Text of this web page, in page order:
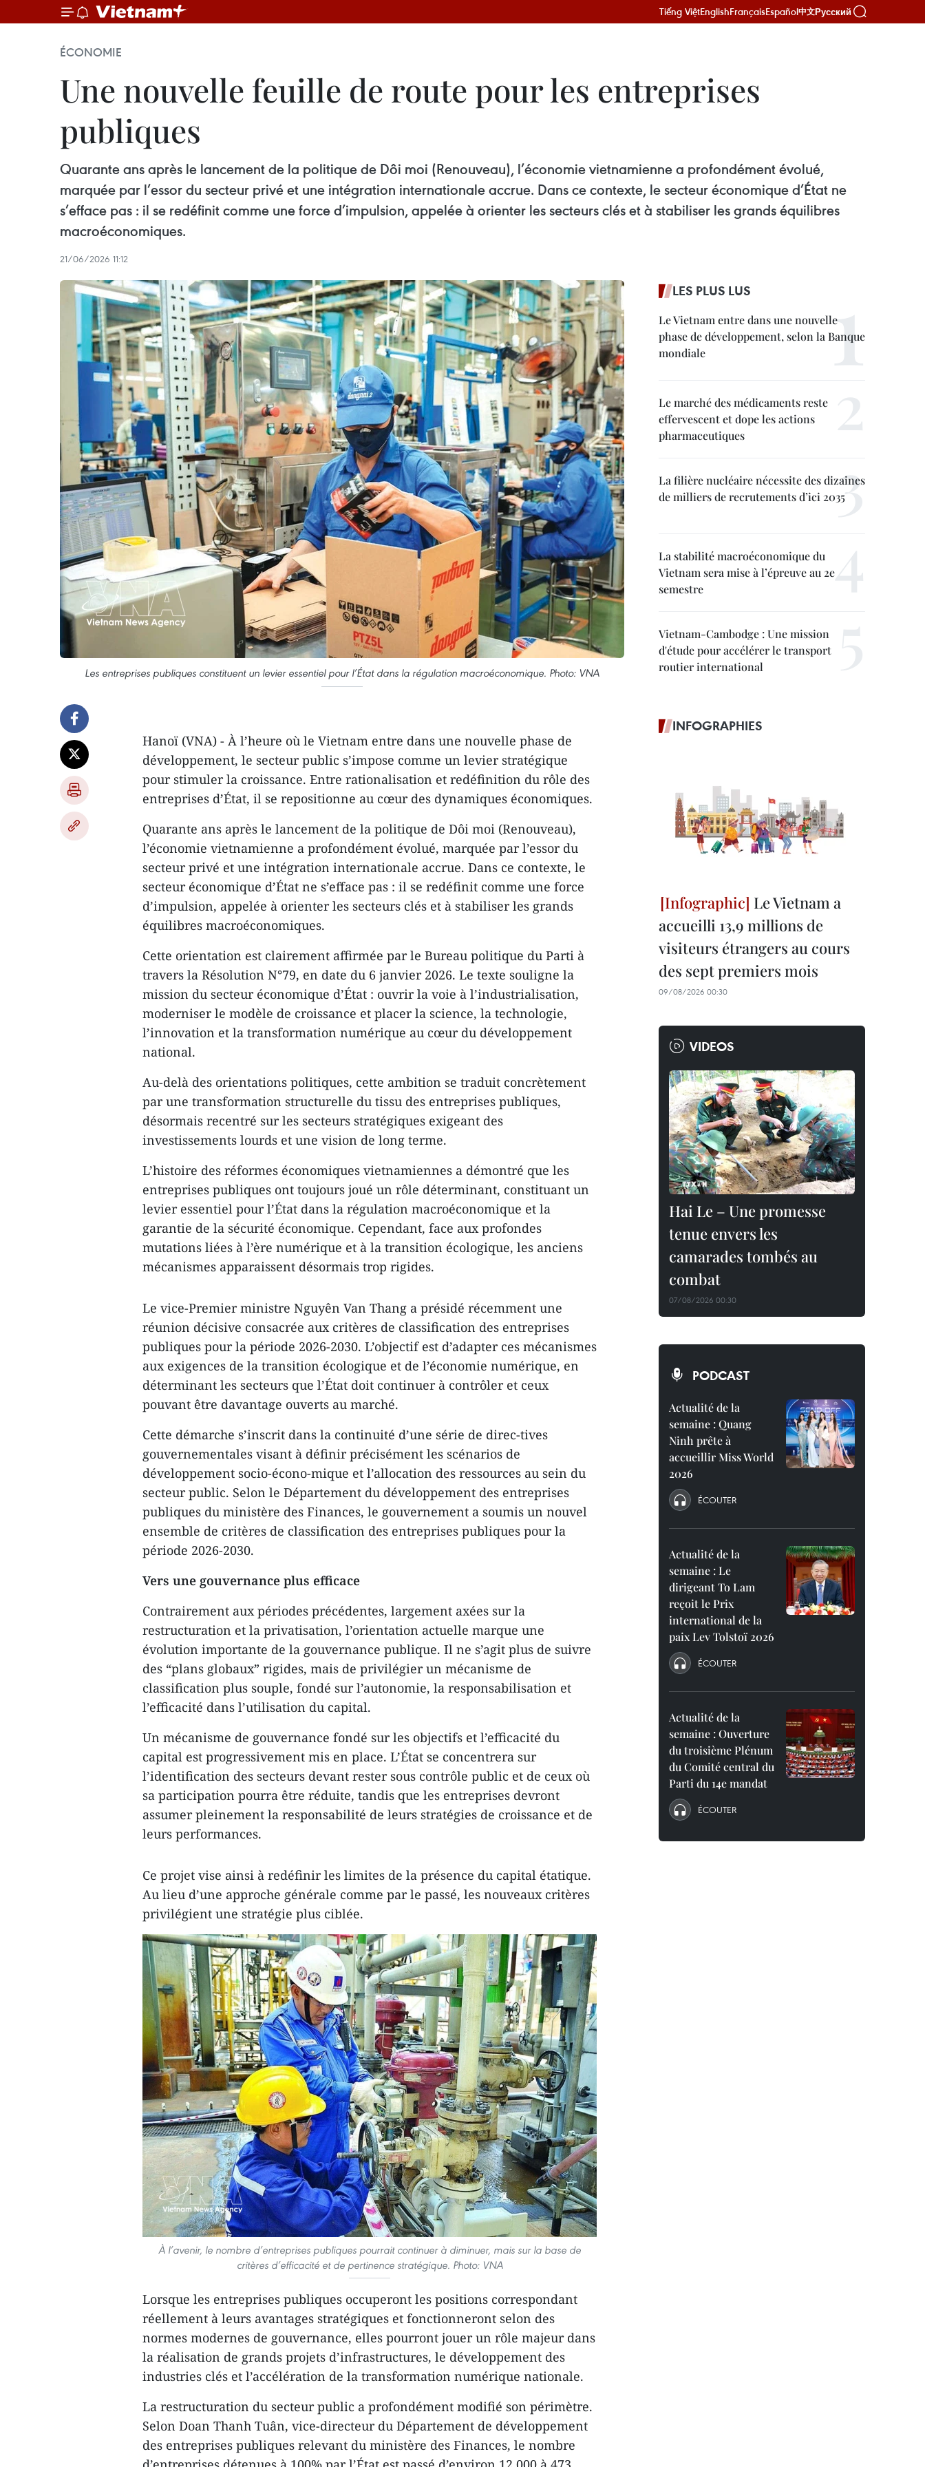
Tiếng ViệtEnglishFrançaisEspañol中文Русский
ÉCONOMIE
Une nouvelle feuille de route pour les entreprises
publiques
Quarante ans après le lancement de la politique de Dôi moi (Renouveau), l’économie vietnamienne a profondément évolué,
marquée par l’essor du secteur privé et une intégration internationale accrue. Dans ce contexte, le secteur économique d’État ne
s’efface pas : il se redéfinit comme une force d’impulsion, appelée à orienter les secteurs clés et à stabiliser les grands équilibres
macroéconomiques.
21/06/2026 11:12
Les entreprises publiques constituent un levier essentiel pour l’État dans la régulation macroéconomique. Photo: VNA
Hanoï (VNA) - À l’heure où le Vietnam entre dans une nouvelle phase de
développement, le secteur public s’impose comme un levier stratégique
pour stimuler la croissance. Entre rationalisation et redéfinition du rôle des
entreprises d’État, il se repositionne au cœur des dynamiques économiques.
Quarante ans après le lancement de la politique de Dôi moi (Renouveau),
l’économie vietnamienne a profondément évolué, marquée par l’essor du
secteur privé et une intégration internationale accrue. Dans ce contexte, le
secteur économique d’État ne s’efface pas : il se redéfinit comme une force
d’impulsion, appelée à orienter les secteurs clés et à stabiliser les grands
équilibres macroéconomiques.
Cette orientation est clairement affirmée par le Bureau politique du Parti à
travers la Résolution N°79, en date du 6 janvier 2026. Le texte souligne la
mission du secteur économique d’État : ouvrir la voie à l’industrialisation,
moderniser le modèle de croissance et placer la science, la technologie,
l’innovation et la transformation numérique au cœur du développement
national.
Au-delà des orientations politiques, cette ambition se traduit concrètement
par une transformation structurelle du tissu des entreprises publiques,
désormais recentré sur les secteurs stratégiques exigeant des
investissements lourds et une vision de long terme.
L’histoire des réformes économiques vietnamiennes a démontré que les
entreprises publiques ont toujours joué un rôle déterminant, constituant un
levier essentiel pour l’État dans la régulation macroéconomique et la
garantie de la sécurité économique. Cependant, face aux profondes
mutations liées à l’ère numérique et à la transition écologique, les anciens
mécanismes apparaissent désormais trop rigides.
Le vice-Premier ministre Nguyên Van Thang a présidé récemment une
réunion décisive consacrée aux critères de classification des entreprises
publiques pour la période 2026-2030. L’objectif est d’adapter ces mécanismes
aux exigences de la transition écologique et de l’économie numérique, en
déterminant les secteurs que l’État doit continuer à contrôler et ceux
pouvant être davantage ouverts au marché.
Cette démarche s’inscrit dans la continuité d’une série de direc-tives
gouvernementales visant à définir précisément les scénarios de
développement socio-écono-mique et l’allocation des ressources au sein du
secteur public. Selon le Département du développement des entreprises
publiques du ministère des Finances, le gouvernement a soumis un nouvel
ensemble de critères de classification des entreprises publiques pour la
période 2026-2030.
Vers une gouvernance plus efficace
Contrairement aux périodes précédentes, largement axées sur la
restructuration et la privatisation, l’orientation actuelle marque une
évolution importante de la gouvernance publique. Il ne s’agit plus de suivre
des “plans globaux” rigides, mais de privilégier un mécanisme de
classification plus souple, fondé sur l’autonomie, la responsabilisation et
l’efficacité dans l’utilisation du capital.
Un mécanisme de gouvernance fondé sur les objectifs et l’efficacité du
capital est progressivement mis en place. L’État se concentrera sur
l’identification des secteurs devant rester sous contrôle public et de ceux où
sa participation pourra être réduite, tandis que les entreprises devront
assumer pleinement la responsabilité de leurs stratégies de croissance et de
leurs performances.
Ce projet vise ainsi à redéfinir les limites de la présence du capital étatique.
Au lieu d’une approche générale comme par le passé, les nouveaux critères
privilégient une stratégie plus ciblée.​
À l’avenir, le nombre d’entreprises publiques pourrait continuer à diminuer, mais sur la base de
critères d’efficacité et de pertinence stratégique. Photo: VNA
Lorsque les entreprises publiques occuperont les positions correspondant
réellement à leurs avantages stratégiques et fonctionneront selon des
normes modernes de gouvernance, elles pourront jouer un rôle majeur dans
la réalisation de grands projets d’infrastructures, le développement des
industries clés et l’accélération de la transformation numérique nationale.
La restructuration du secteur public a profondément modifié son périmètre.
Selon Doan Thanh Tuân, vice-directeur du Département de développement
des entreprises publiques relevant du ministère des Finances, le nombre
LES PLUS LUS
Le Vietnam entre dans une nouvelle
phase de développement, selon la Banque
mondiale
Le marché des médicaments reste
effervescent et dope les actions
pharmaceutiques
La filière nucléaire nécessite des dizaines
de milliers de recrutements d’ici 2035
La stabilité macroéconomique du
Vietnam sera mise à l’épreuve au 2e
semestre
Vietnam-Cambodge : Une mission
d'étude pour accélérer le transport
routier international
INFOGRAPHIES
Le Vietnam a
accueilli 13,9 millions de
visiteurs étrangers au cours
des sept premiers mois
09/08/2026 00:30
VIDEOS
Hai Le – Une promesse
tenue envers les
camarades tombés au
combat
07/08/2026 00:30
PODCAST
Actualité de la
semaine : Quang
Ninh prête à
accueillir Miss World
2026
ÉCOUTER
Actualité de la
semaine : Le
dirigeant To Lam
reçoit le Prix
international de la
paix Lev Tolstoï 2026
ÉCOUTER
Actualité de la
semaine : Ouverture
du troisième Plénum
du Comité central du
Parti du 14e mandat
ÉCOUTER